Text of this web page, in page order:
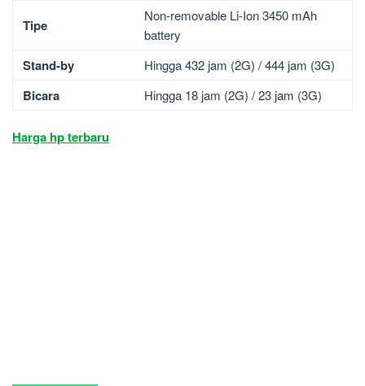
Tipe
Non-removable Li-Ion 3450 mAh
battery
Stand-by Hingga 432 jam (2G) / 444 jam (3G)
Bicara Hingga 18 jam (2G) / 23 jam (3G)
Harga hp terbaru